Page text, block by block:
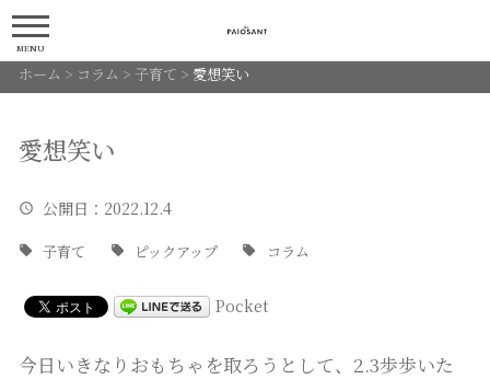
MENU
ホーム > コラム > 子育て > 愛想笑い
愛想笑い
公開日 ：2022.12.4
子育て ピックアップ コラム
Pocket
今日いきなりおもちゃを取ろうとして、2.3歩歩いた